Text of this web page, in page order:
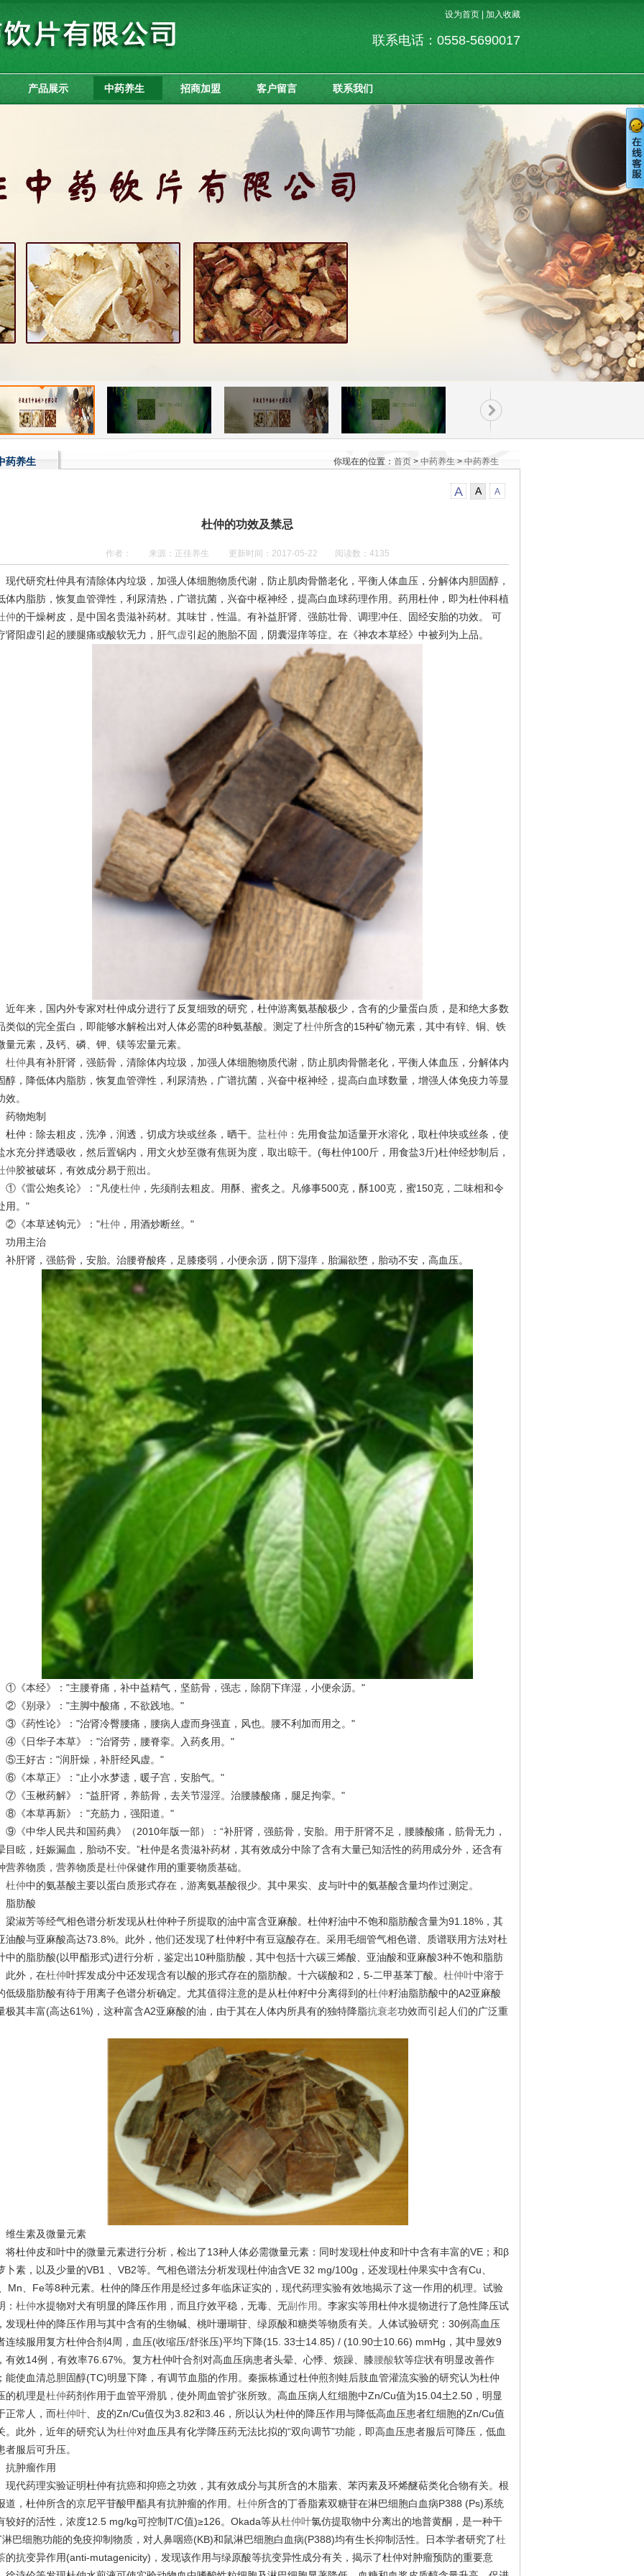
设为首页 加入收藏
联系电话：0558-5690017
产品展示 中药养生 招商加盟 客户留言 联系我们
你现在的位置： 首页 > 中药养生 > 中药养生
药养生
A
A
A
杜仲的功效及禁忌
作者： 来源：正佳养生 更新时间：2017-05-22 阅读数：4135
现代研究杜仲具有清除体内垃圾，加强人体细胞物质代谢，防止肌肉骨骼老化，平衡人体血压，分解体内胆固醇，
体内脂肪，恢复血管弹性，利尿清热，广谱抗菌，兴奋中枢神经，提高白血球药理作用。药用杜仲，即为杜仲科植
仲的干燥树皮，是中国名贵滋补药材。其味甘，性温。有补益肝肾、强筋壮骨、调理冲任、固经安胎的功效。
可
肾阳虚引起的腰腿痛或酸软无力，肝气虚引起的胞胎不固，阴囊湿痒等症。在《神农本草经》中被列为上品。
近年来，国内外专家对杜仲成分进行了反复细致的研究，杜仲游离氨基酸极少，含有的少量蛋白质，是和绝大多数
类似的完全蛋白，即能够水解检出对人体必需的8种氨基酸。测定了杜仲所含的15种矿物元素，其中有锌、铜、铁
量元素，及钙、磷、钾、镁等宏量元素。
杜仲具有补肝肾，强筋骨，清除体内垃圾，加强人体细胞物质代谢，防止肌肉骨骼老化，平衡人体血压，分解体内
醇，降低体内脂肪，恢复血管弹性，利尿清热，广谱抗菌，兴奋中枢神经，提高白血球数量，增强人体免疫力等显
效。
药物炮制
杜仲：除去粗皮，洗净，润透，切成方块或丝条，晒干。 盐杜仲 ：先用食盐加适量开水溶化，取杜仲块或丝条，使
水充分拌透吸收，然后置锅内，用文火炒至微有焦斑为度，取出晾干。 (每杜仲100斤，用食盐3斤)杜仲经炒制后，
仲胶被破坏，有效成分易于煎出。
①《雷公炮炙论》："凡使杜仲 ，先须削去粗皮。用酥、蜜炙之。凡修事500克，酥100克，蜜150克，二味相和令
用。"
②《本草述钩元》："杜仲 ，用酒炒断丝。 "
功用主治
补肝肾，强筋骨，安胎。治腰脊酸疼，足膝痿弱，小便余沥，阴下湿痒，胎漏欲堕，胎动不安，高血压。
①《本经》："主腰脊痛，补中益精气，坚筋骨，强志，除阴下痒湿，小便余沥。"
②《别录》："主脚中酸痛，不欲践地。"
③《药性论》："治肾冷臀腰痛，腰病人虚而身强直，风也。腰不利加而用之。"
④《日华子本草》："治肾劳，腰脊挛。入药炙用。"
⑤王好古："润肝燥，补肝经风虚。"
⑥《本草正》："止小水梦遗，暖子宫，安胎气。"
⑦《玉楸药解》："益肝肾，养筋骨，去关节湿淫。治腰膝酸痛，腿足拘挛。"
⑧《本草再新》："充筋力，强阳道。"
⑨《中华人民共和国药典》（2010年版一部）：“补肝肾，强筋骨，安胎。用于肝肾不足，腰膝酸痛，筋骨无力，
目眩，妊娠漏血，胎动不安。”杜仲是名贵滋补药材，其有效成分中除了含有大量已知活性的药用成分外，还含有
营养物质，营养物质是杜仲保健作用的重要物质基础。
杜仲中的氨基酸主要以蛋白质形式存在，游离氨基酸很少。其中果实、皮与叶中的氨基酸含量均作过测定。
脂肪酸
梁淑芳等经气相色谱分析发现从杜仲种子所提取的油中富含亚麻酸。杜仲籽油中不饱和脂肪酸含量为91.18%，其
油酸与亚麻酸高达73.8%。此外，他们还发现了杜仲籽中有豆寇酸存在。采用毛细管气相色谱、质谱联用方法对杜
中的脂肪酸(以甲酯形式)进行分析，鉴定出10种脂肪酸，其中包括十六碳三烯酸、亚油酸和亚麻酸3种不饱和脂肪
此外，在杜仲叶挥发成分中还发现含有以酸的形式存在的脂肪酸。十六碳酸和2，5-二甲基苯丁酸。 杜仲叶中溶于
低级脂肪酸有待于用离子色谱分析确定。尤其值得注意的是从杜仲籽中分离得到的杜仲籽油脂肪酸中的A2亚麻酸
极其丰富(高达61%)，这种富含A2亚麻酸的油，由于其在人体内所具有的独特降脂抗衰老功效而引起人们的广泛重
维生素及微量元素
将杜仲皮和叶中的微量元素进行分析，检出了13种人体必需微量元素：同时发现杜仲皮和叶中含有丰富的VE；和β
卜素，以及少量的VB1 、VB2等。气相色谱法分析发现杜仲油含VE 32 mg/100g，还发现杜仲果实中含有Cu、
Mn、Fe等8种元素。杜仲的降压作用是经过多年临床证实的，现代药理实验有效地揭示了这一作用的机理。试验
： 杜仲水提物对犬有明显的降压作用，而且疗效平稳，无毒、无副作用 。李家实等用杜仲水提物进行了急性降压试
发现杜仲的降压作用与其中含有的生物碱、桃叶珊瑚苷、绿原酸和糖类等物质有关。人体试验研究： 30例高血压
连续服用复方杜仲合剂4周，血压(收缩压/舒张压)平均下降(15. 33士14.85) / (10.90士10.66) mmHg，其中显效9
有效14例，有效率76.67%。复方杜仲叶合剂对高血压病患者头晕、心悸、烦躁、膝腰酸软等症状有明显改善作
能使血清总胆固醇(TC)明显下降，有调节血脂的作用。秦振栋通过杜仲煎剂蛙后肢血管灌流实验的研究认为杜仲
的机理是杜仲药剂作用于血管平滑肌，使外周血管扩张所致。高血压病人红细胞中Zn/Cu值为15.04土2.50，明显
正常人，而杜仲叶 、皮的Zn/Cu值仅为3.82和3.46，所以认为杜仲的降压作用与降低高血压患者红细胞的Zn/Cu值
。此外，近年的研究认为杜仲对血压具有化学降压药无法比拟的“双向调节”功能，即高血压患者服后可降压，低血
者服后可升压。
抗肿瘤作用
现代药理实验证明杜仲有抗癌和抑癌之功效，其有效成分与其所含的木脂素、苯丙素及环烯醚萜类化合物有关。根
道，杜仲所含的京尼平苷酸甲酯具有抗肿瘤的作用。 杜仲所含的丁香脂素双糖苷在淋巴细胞白血病P388 (Ps)系统
较好的活性，浓度12.5 mg/kg可控制T/C值)≥126。Okada等从杜仲叶氯仿提取物中分离出的地普黄酮，是一种干
淋巴细胞功能的免疫抑制物质，对人鼻咽癌(KB)和鼠淋巴细胞白血病(P388)均有生长抑制活性。日本学者研究了杜
的抗变异作用(anti-mutagenicity)，发现该作用与绿原酸等抗变异性成分有关，揭示了杜仲对肿瘤预防的重要意
客户服务热线
0558-5690017
在线留言